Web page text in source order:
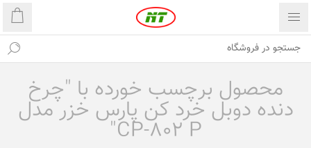
محصول برچسب خورده با "چرخ
دنده دوبل خرد کن پارس خزر مدل
CP-802 P"